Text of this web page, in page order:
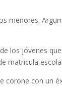
menores.
los jóvenes
matricula
corone con un